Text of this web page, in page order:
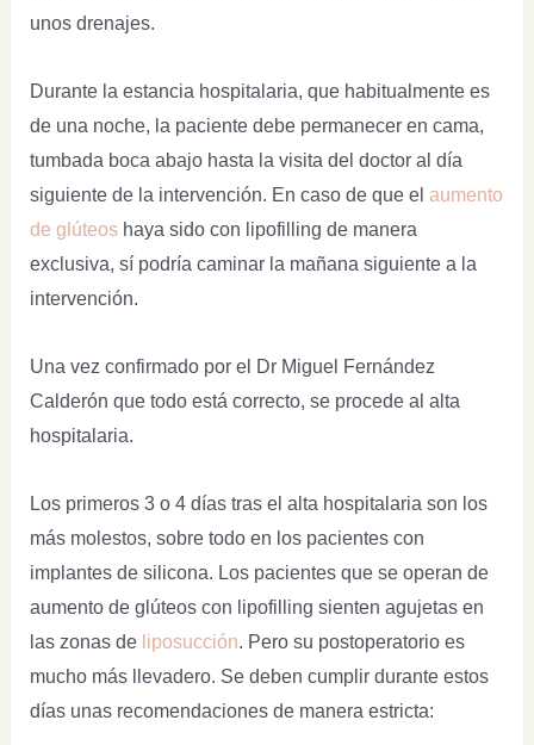
unos drenajes.
Durante la estancia hospitalaria, que habitualmente es
de una noche, la paciente debe permanecer en cama,
tumbada boca abajo hasta la visita del doctor al día
siguiente de la intervención. En caso de que el aumento
de glúteoshaya sido con lipofilling de manera
exclusiva, sí podría caminar la mañana siguiente a la
intervención.
Una vez confirmado por el Dr Miguel Fernández
Calderón que todo está correcto, se procede al alta
hospitalaria.
Los primeros 3 o 4 días tras el alta hospitalaria son los
más molestos, sobre todo en los pacientes con
implantes de silicona. Los pacientes que se operan de
aumento de glúteos con lipofilling sienten agujetas en
las zonas de liposucción. Pero su postoperatorio es
mucho más llevadero. Se deben cumplir durante estos
días unas recomendaciones de manera estricta: